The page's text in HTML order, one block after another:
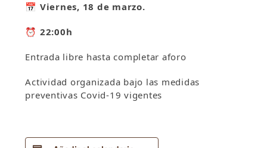
📅 Viernes, 18 de marzo.
⏰ 22:00h
Entrada libre hasta completar aforo
Actividad organizada bajo las medidas
preventivas Covid-19 vigentes